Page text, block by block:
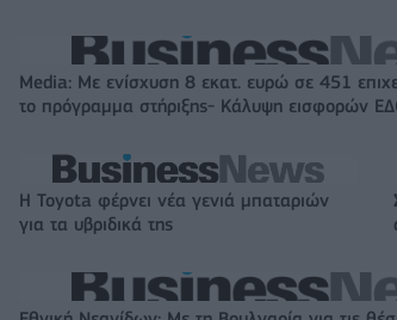
Media: Με ενίσχυση 8 εκατ. ευρώ σε 451
το πρόγραμμα στήριξης- Κάλυψη εισφορών
Η Toyota φέρνει νέα γενιά μπαταριών
για τα υβριδικά της